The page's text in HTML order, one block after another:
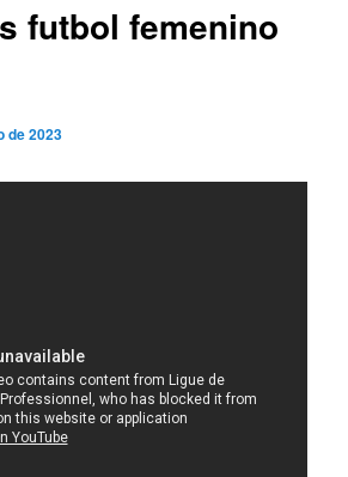
futbol femenino
de 2023